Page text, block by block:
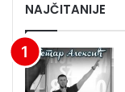
NAJČITANIJE